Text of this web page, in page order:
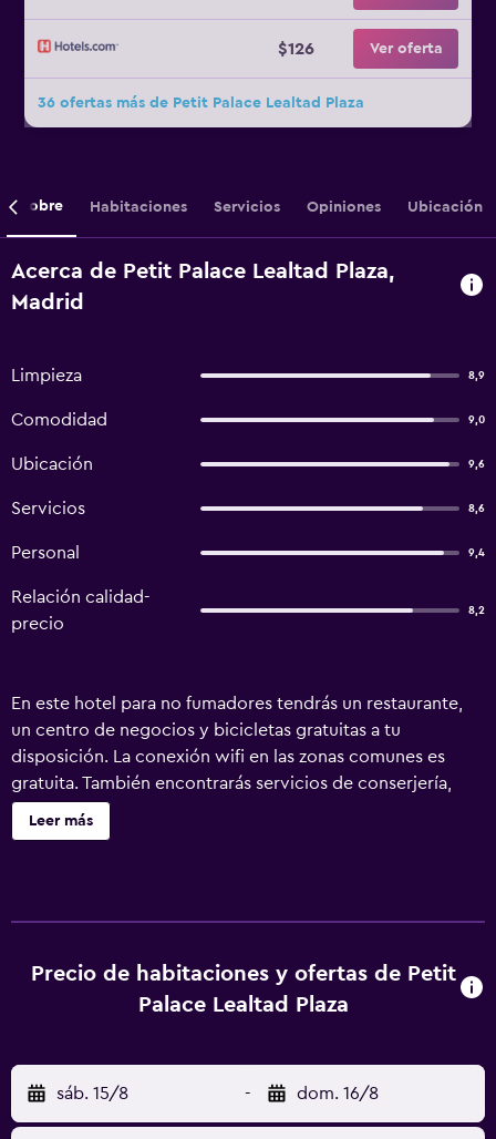
$126 Ver oferta
36 ofertas más de Petit Palace Lealtad Plaza
Sobre Habitaciones Servicios Opiniones Ubicación
Acerca de Petit Palace Lealtad Plaza,
Madrid
Limpieza 8,9
Comodidad 9,0
Ubicación 9,6
Servicios 8,6
Personal 9,4
Relación calidad-
precio
8,2
En este hotel para no fumadores tendrás un restaurante,
un centro de negocios y bicicletas gratuitas a tu
disposición. La conexión wifi en las zonas comunes es
gratuita. También encontrarás servicios de conserjería,
servicio de tintorería y lavandería. Petit Palace Lealtad
Plaza ofrece 71 alojamientos con aire acondicionado,
artículos de higiene personal gratuitos y secador de pelo.
Los huéspedes pueden navegar por la web gracias a
escritorio y teléfono. Se ofrece servicio de limpieza todos
los días y es posible solicitar tabla de planchar con
plancha. Los servicios de ocio y esparcimiento en este
Leer más
Precio de habitaciones y ofertas de Petit
Palace Lealtad Plaza
sáb. 15/8 - dom. 16/8